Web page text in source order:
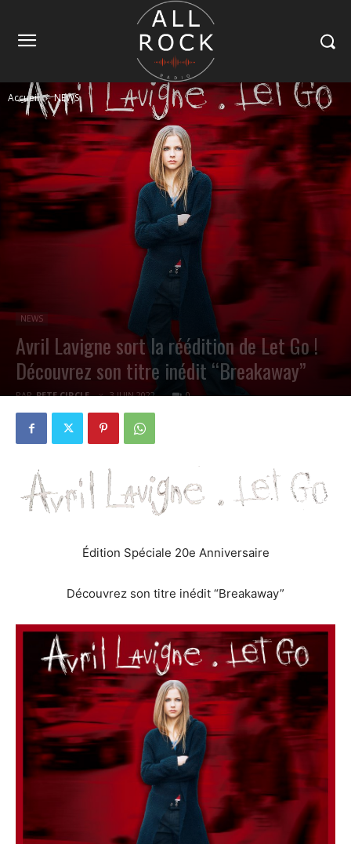
Accueil NEWS
NEWS
Avril Lavigne sort la réédition de Let Go !
Découvrez son titre inédit “Breakaway”
PAR PETE CIRCLE 3 JUIN 2022 0
Édition Spéciale 20e Anniversaire
Découvrez son titre inédit “Breakaway”